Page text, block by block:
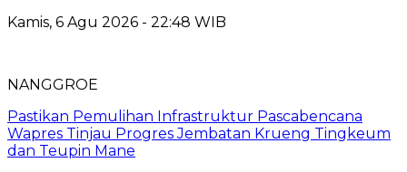
Kamis, 6 Agu 2026 - 22:48 WIB
NANGGROE
Pastikan Pemulihan Infrastruktur Pascabencana
Wapres Tinjau Progres Jembatan Krueng Tingkeum
dan Teupin Mane